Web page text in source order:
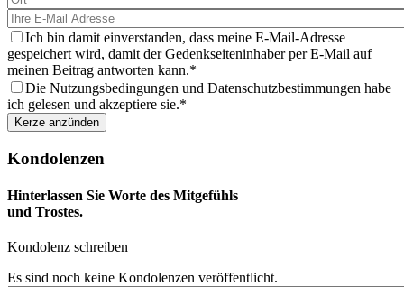
aus
Ich bin damit einverstanden, dass meine E-Mail-Adresse
gespeichert wird, damit der Gedenkseiteninhaber per E-Mail auf
meinen Beitrag antworten kann.
Die Nutzungsbedingungen und Datenschutzbestimmungen habe
ich gelesen und akzeptiere sie.
Kondolenzen
Hinterlassen Sie Worte des Mitgefühls
und Trostes.
Kondolenz schreiben
Es sind noch keine Kondolenzen veröffentlicht.